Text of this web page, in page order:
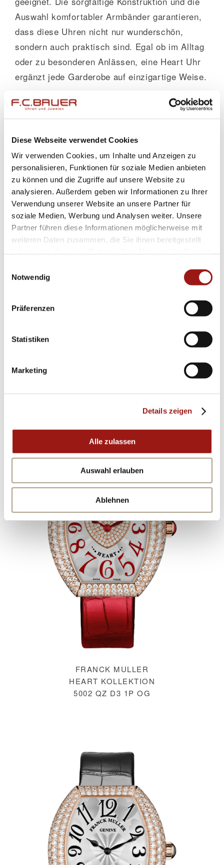
Diese Webseite verwendet Cookies
Wir verwenden Cookies, um Inhalte und Anzeigen zu
personalisieren, Funktionen für soziale Medien anbieten
zu können und die Zugriffe auf unsere Website zu
analysieren. Außerdem geben wir Informationen zu Ihrer
Verwendung unserer Website an unsere Partner für
soziale Medien, Werbung und Analysen weiter. Unsere
Partner führen diese Informationen möglicherweise mit
weiteren Daten zusammen, die Sie ihnen bereitgestellt
Notwendig
Präferenzen
Statistiken
Marketing
Details zeigen
Alle zulassen
Auswahl erlauben
Ablehnen
Auswahl komfortabler Armbänder garantieren,
dass diese Uhren nicht nur wunderschön,
sondern auch praktisch sind. Egal ob im Alltag
oder zu besonderen Anlässen, eine Heart Uhr
ergänzt jede Garderobe auf einzigartige Weise.
Personalisierung nach Ihrem
Geschmack
Bei Juwelier Bauer bieten wir umfangreiche
Personalisierungsmöglichkeiten für die Heart
Kollektion an. Kunden können zwischen
verschiedenen Zifferblatt-Designs,
Gehäusematerialien und Armbändern wählen,
um ihre perfekte Uhr zu gestalten. Unsere
erfahrenen Berater helfen Ihnen gerne, eine
persönliche Note zu verleihen, die Ihre
individuelle Persönlichkeit und Stilpräferenzen
widerspiegelt.
UNSERE HIGHLIGHTS DER
FRANCK MULLER
HEART KOLLEKTION
5002 QZ D3 1P OG